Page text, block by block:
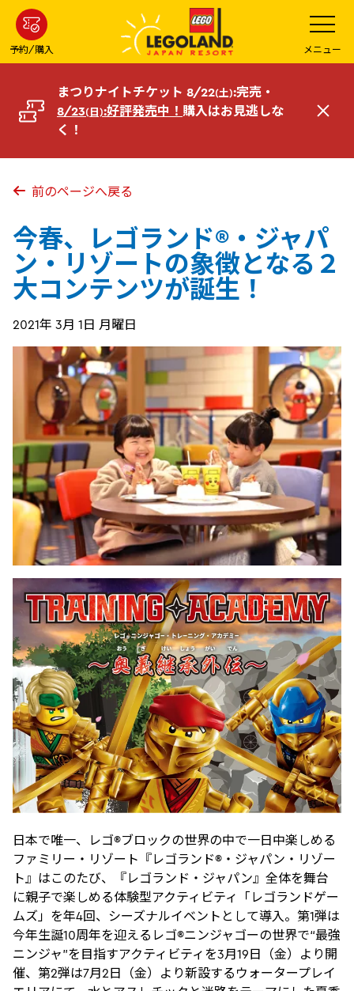
ン
コ
へ
予約/購入
メ
ニ
ュ
ー
を
開
メニュー
まつりナイトチケット 8/22(土):完売・
8/23(日):好評発売中！ 購入はお見逃しな
く！
閉
前のページへ戻る
今春、レゴランド®・ジャパ
ン・リゾートの象徴となる２
大コンテンツが誕生！
2021年 3月 1日 月曜日
日本で唯一、レゴ®ブロックの世界の中で一日中楽しめる
ファミリー・リゾート『レゴランド®・ジャパン・リゾー
ト』はこのたび、『レゴランド・ジャパン』全体を舞台
に親子で楽しめる体験型アクティビティ「レゴランドゲー
ムズ」を年4回、シーズナルイベントとして導入。第1弾は
今年生誕10周年を迎えるレゴ®ニンジャゴーの世界で“最強
ニンジャ”を目指すアクティビティを3月19日（金）より開
催、第2弾は7月2日（金）より新設するウォータープレイ